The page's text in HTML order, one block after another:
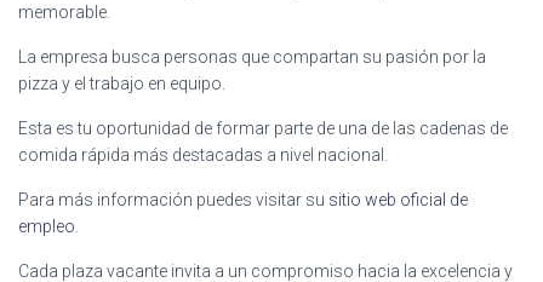
memorable.
La empresa busca personas que compartan su pasión por la
pizza y el trabajo en equipo.
Esta es tu oportunidad de formar parte de una de las cadenas de
comida rápida más destacadas a nivel nacional.
Para más información puedes visitar su sitio web oficial de
empleo
Cada plaza vacante invita a un compromiso hacia la excelencia y